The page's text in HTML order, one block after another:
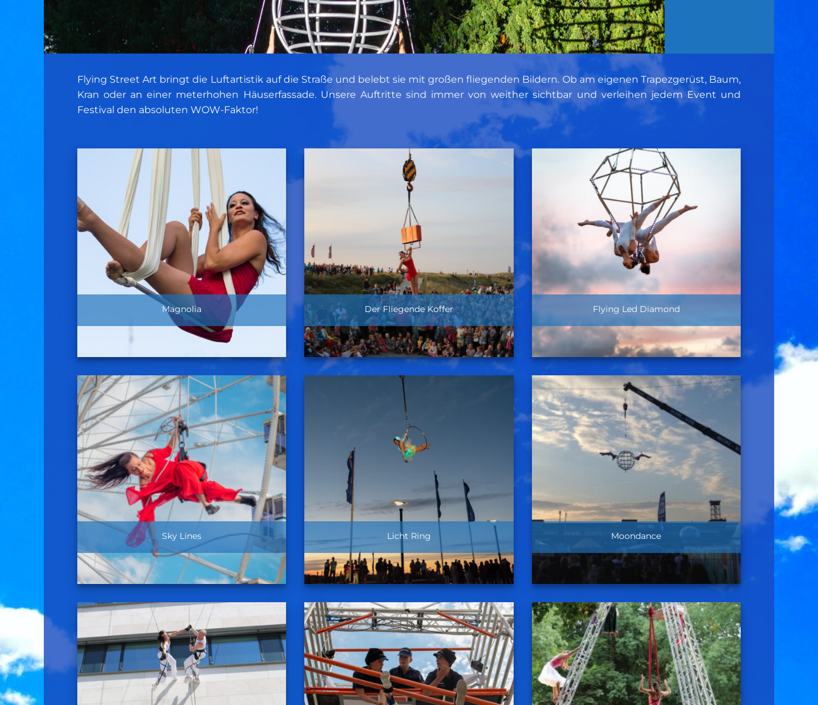
Flying Street Art bringt die Luftartistik auf die Straße und belebt sie mit großen fliegenden Bildern. Ob am eigenen Trapezgerüst, Baum,
Kran oder an einer meterhohen Häuserfassade. Unsere Auftritte sind immer von weither sichtbar und verleihen jedem Event und
Festival den absoluten WOW-Faktor!
Magnolia Der Fliegende Koffer Flying Led Diamond
Sky Lines Licht Ring Moondance